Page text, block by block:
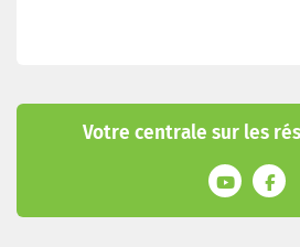
Votre centrale sur les